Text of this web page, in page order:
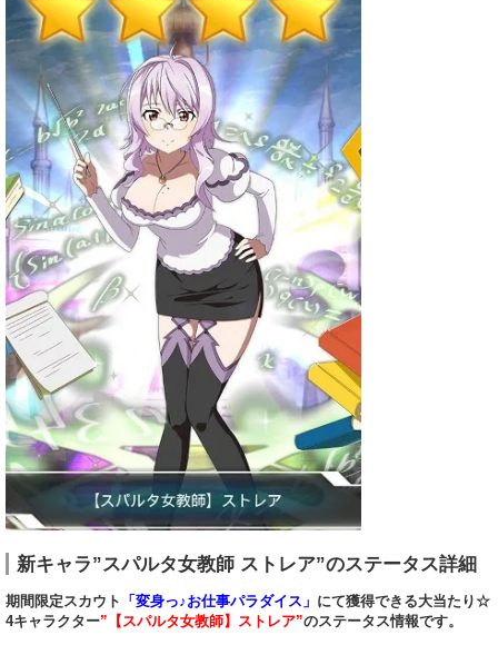
新キャラ”スパルタ女教師 ストレア”のステータス詳細
期間限定スカウト 「変身っ♪お仕事パラダイス」 にて獲得できる大当たり☆
4キャラクター”【スパルタ女教師】ストレア”のステータス情報です。